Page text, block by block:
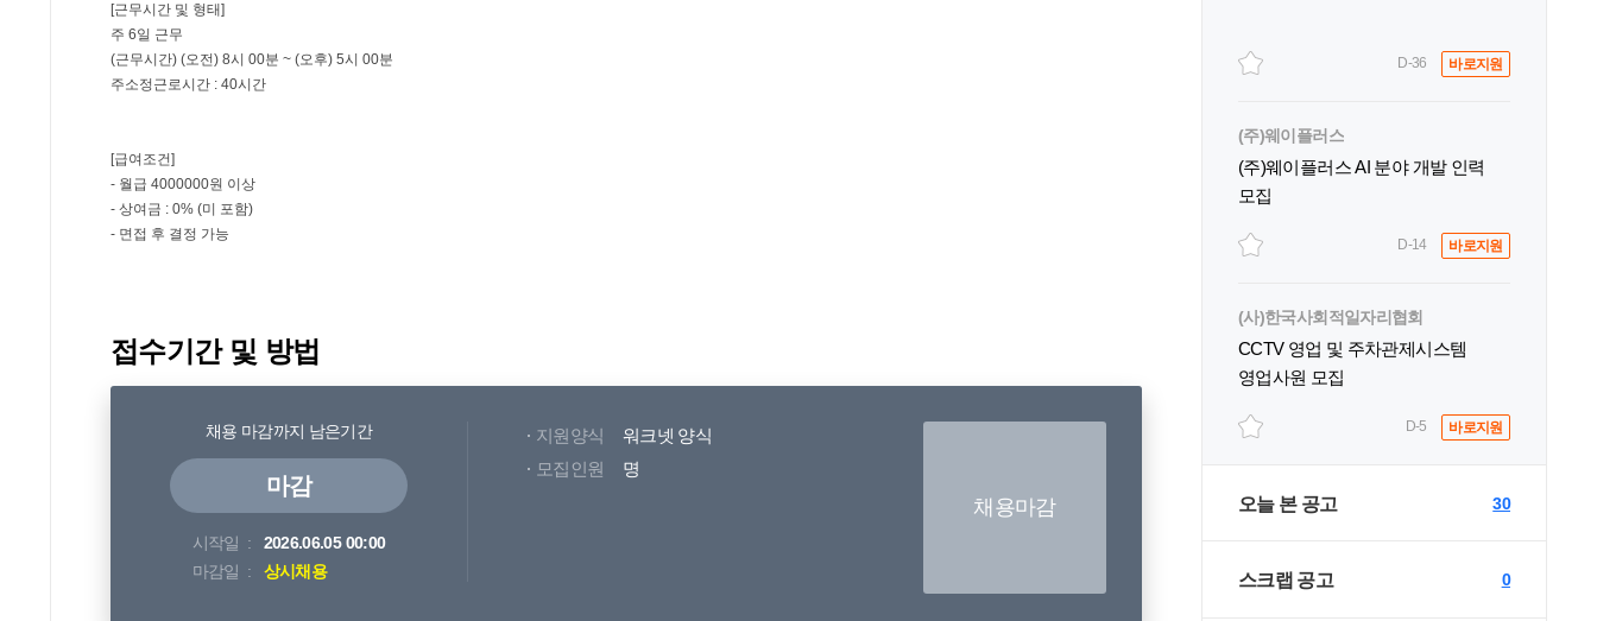
접수기간 및 방법
채용 마감까지 남은기간
마감
시작일
2026.06.05 00:00
마감일
상시채용
지원양식
워크넷 양식
모집인원
명
채용마감
D-36 바로지원
(주)웨이플러스
(주)웨이플러스 AI 분야 개발 인력
모집
D-14 바로지원
(사)한국사회적일자리협회
CCTV 영업 및 주차관제시스템
영업사원 모집
D-5 바로지원
오늘 본 공고 30
스크랩 공고 0